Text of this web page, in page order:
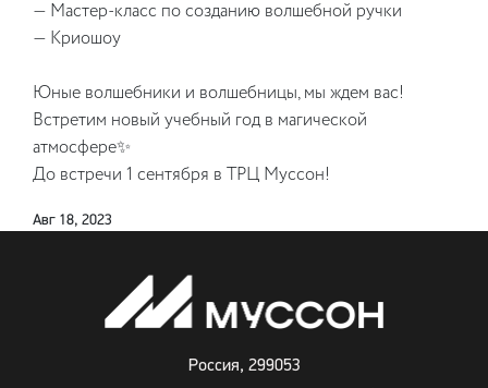
— Мастер-класс по созданию волшебной ручки
— Криошоу
Юные волшебники и волшебницы, мы ждем вас!
Встретим новый учебный год в магической
атмосфере✨
До встречи 1 сентября в ТРЦ Муссон!
Авг 18, 2023
Россия, 299053